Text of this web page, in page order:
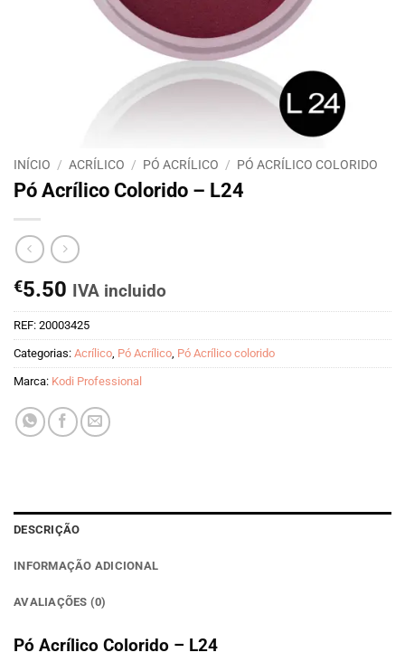
INÍCIO / ACRÍLICO / PÓ ACRÍLICO / PÓ ACRÍLICO COLORIDO
Pó Acrílico Colorido – L24
€5.50 IVA incluido
REF: 20003425
Categorias: Acrílico, Pó Acrílico, Pó Acrílico colorido
Marca: Kodi Professional
DESCRIÇÃO
INFORMAÇÃO ADICIONAL
AVALIAÇÕES (0)
Pó Acrílico Colorido – L24